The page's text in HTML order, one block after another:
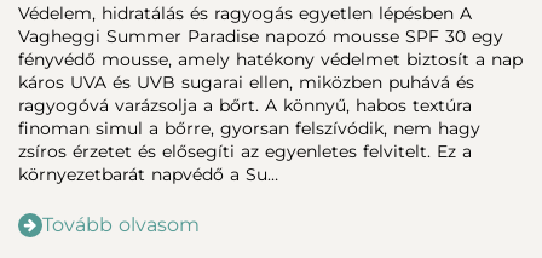
Védelem, hidratálás és ragyogás egyetlen lépésben A
Vagheggi Summer Paradise napozó mousse SPF 30 egy
fényvédő mousse, amely hatékony védelmet biztosít a nap
káros UVA és UVB sugarai ellen, miközben puhává és
ragyogóvá varázsolja a bőrt. A könnyű, habos textúra
finoman simul a bőrre, gyorsan felszívódik, nem hagy
zsíros érzetet és elősegíti az egyenletes felvitelt. Ez a
környezetbarát napvédő a Su…
Tovább olvasom